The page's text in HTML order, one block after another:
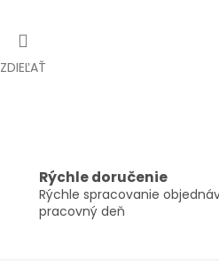
ZDIEĽAŤ
Rýchle doručenie
Rýchle spracovanie
pracovný deň